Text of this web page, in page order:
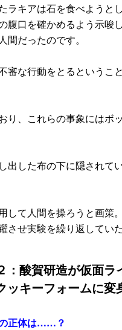
ラキアは石を食べようと
腹口を確かめるよう示唆
間だったのです。
審な行動をとるというこ
り、これらの事象にはボ
出した布の下に隠されて
して人間を操ろうと画策
させ実験を繰り返してい
：酸賀研造が仮面
ッキーフォームに変
正体は……？